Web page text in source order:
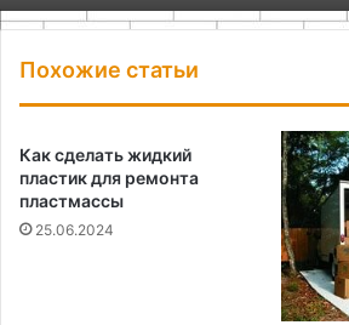
Похожие статьи
Как сделать жидкий
пластик для ремонта
пластмассы
25.06.2024